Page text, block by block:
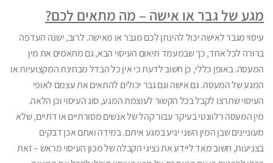
מגע של גבר או אישה – מה מתאים לכם?
עיסוי מגבר לאישה יכול להינתן לכם מגבר או מאישה. לרוב, ישנה העדפה
ברורה לכל אחד, כך שבמעמד תיאום העיסוי הבא, גם מתאמים את מין
המעסה. באופן כללי, כן חשוב לדעת כי אין כל הבדל מבחינת המקצועיות או
המגע של המעסה. גם אישה וגם גבר יכולים להתאים את עצמם לאופי
העיסוי שתרצו לקבל בכל הקשור לעוצמת המגע, סוג העיסוי וכן הלאה.
מין המעסה רלוונטי בעיקר עבור קהל של אנשים מסורתיים או דתיים, שלא
מעוניינים שבן המין השני יגיע במגע איתם. במידה ואתם אכן דבקים
בצניעות, חשוב מאד ליידע את נציגי הקבלה של מכון העיסוי מראש – זאת